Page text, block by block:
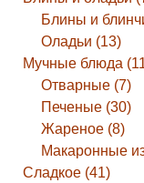
Блины и
Оладьи (13)
Мучные блюда
Отварные (7)
Печеные (30)
Жареное (8)
Макаронные
Сладкое (41)